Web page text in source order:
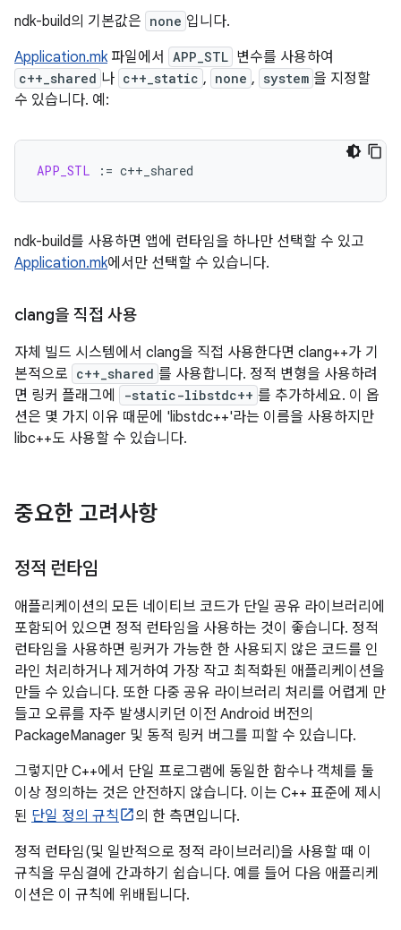
ndk-build의 기본값은 none 입니다.
Application.mk파일에서 APP_STL 변수를 사용하여
c++_shared 나 c++_static , none , system 을 지정할
수 있습니다. 예:
APP_STL :=
ndk-build를 사용하면 앱에 런타임을 하나만 선택할 수 있고
Application.mk에서만 선택할 수 있습니다.
clang을 직접 사용
자체 빌드 시스템에서 clang을 직접 사용한다면 clang++가 기
본적으로 c++_shared 를 사용합니다. 정적 변형을 사용하려
면 링커 플래그에
-static-libstdc++ 를 추가하세요. 이 옵
션은 몇 가지 이유 때문에 'libstdc++'라는 이름을 사용하지만
libc++도 사용할 수 있습니다.
중요한 고려사항
정적 런타임
애플리케이션의 모든 네이티브 코드가 단일 공유 라이브러리에
포함되어 있으면 정적 런타임을 사용하는 것이 좋습니다. 정적
런타임을 사용하면 링커가 가능한 한 사용되지 않은 코드를 인
라인 처리하거나 제거하여 가장 작고 최적화된 애플리케이션을
만들 수 있습니다. 또한 다중 공유 라이브러리 처리를 어렵게 만
들고 오류를 자주 발생시키던 이전 Android 버전의
PackageManager 및 동적 링커 버그를 피할 수 있습니다.
그렇지만 C++에서 단일 프로그램에 동일한 함수나 객체를 둘
이상 정의하는 것은 안전하지 않습니다. 이는 C++ 표준에 제시
된 단일 정의 규칙
의 한 측면입니다.
정적 런타임(및 일반적으로 정적 라이브러리)을 사용할 때 이
규칙을 무심결에 간과하기 쉽습니다. 예를 들어 다음 애플리케
이션은 이 규칙에 위배됩니다.